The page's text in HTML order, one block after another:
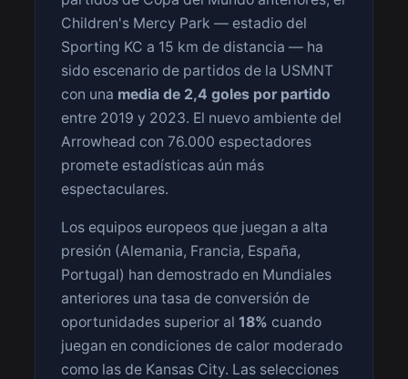
Children's Mercy Park — estadio del
Sporting KC a 15 km de distancia — ha
sido escenario de partidos de la USMNT
con una media de 2,4 goles por partido
entre 2019 y 2023. El nuevo ambiente del
Arrowhead con 76.000 espectadores
promete estadísticas aún más
espectaculares.
Los equipos europeos que juegan a alta
presión (Alemania, Francia, España,
Portugal) han demostrado en Mundiales
anteriores una tasa de conversión de
oportunidades superior al 18% cuando
juegan en condiciones de calor moderado
como las de Kansas City. Las selecciones